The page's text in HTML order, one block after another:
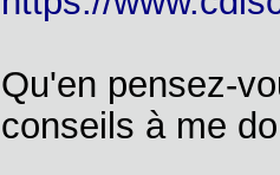
Qu'en pensez-
conseils à me